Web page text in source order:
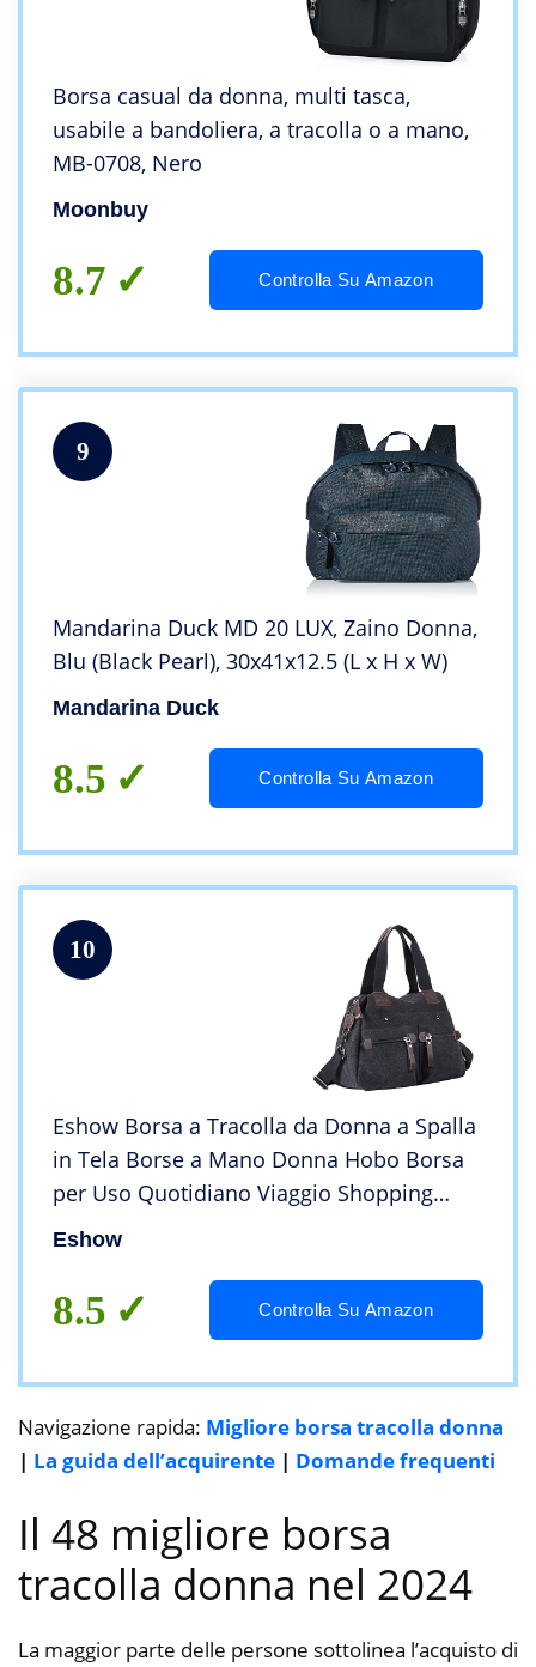
Borsa casual da donna, multi tasca,
usabile a bandoliera, a tracolla o a mano,
MB-0708, Nero
Moonbuy
8.7 Controlla Su Amazon
9
Mandarina Duck MD 20 LUX, Zaino Donna,
Blu (Black Pearl), 30x41x12.5 (L x H x W)
Mandarina Duck
8.5 Controlla Su Amazon
10
Eshow Borsa a Tracolla da Donna a Spalla
in Tela Borse a Mano Donna Hobo Borsa
per Uso Quotidiano Viaggio Shopping
Lavoro Large Capacità
Eshow
8.5 Controlla Su Amazon
Navigazione rapida: Migliore borsa tracolla donna
| La guida dell’acquirente | Domande frequenti
Il 48 migliore borsa
tracolla donna nel 2024
La maggior parte delle persone sottolinea l’acquisto di